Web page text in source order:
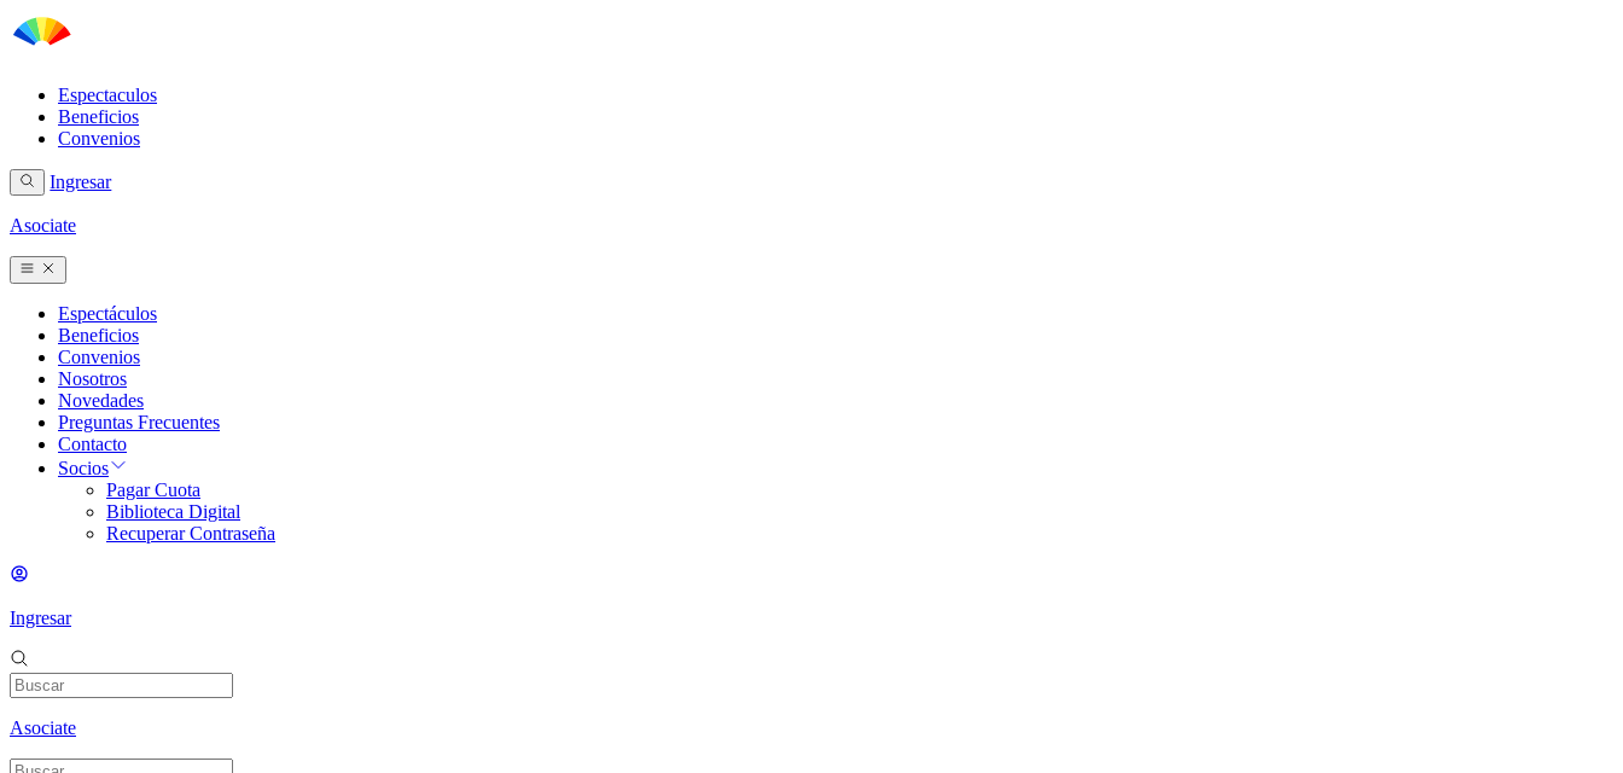
Espectaculos
Beneficios
Convenios
Ingresar
Asociate
Espectáculos
Beneficios
Convenios
Nosotros
Novedades
Preguntas Frecuentes
Contacto
Socios
Pagar Cuota
Biblioteca Digital
Recuperar Contraseña
Ingresar
Asociate